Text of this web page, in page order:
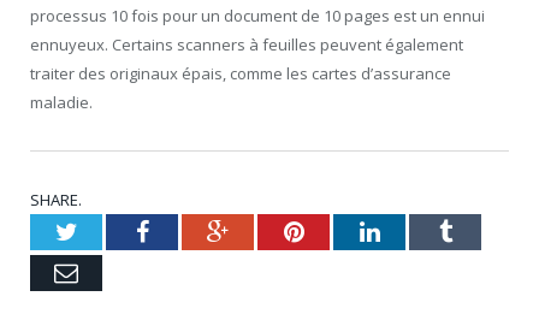
processus 10 fois pour un document de 10 pages est un ennui
ennuyeux. Certains scanners à feuilles peuvent également
traiter des originaux épais, comme les cartes d’assurance
maladie.
SHARE.
TwitterFacebookGoogle+PinterestLinkedInTumblr
Email